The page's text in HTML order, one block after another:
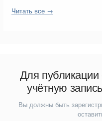
Читать все →
Для
учётную
Вы должны быть